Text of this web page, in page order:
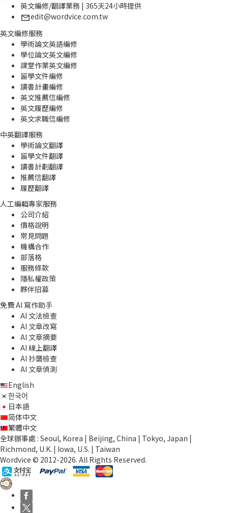
英文編修/翻譯業務 | 365天24小時提供
edit@wordvice.com.tw
英文編修服務
學術論文英語編修
學位論文英文編修
課堂作業英文編修
留學文件編修
讀書計畫編修
英文推薦信編修
英文履歷編修
英文求職信編修
中英翻譯服務
學術論文翻譯
留學文件翻譯
讀書計劃翻譯
推薦信翻譯
履歷翻譯
人工編輯專家服務
公司介紹
價格說明
常見問題
機構合作
部落格
服務條款
隱私權政策
夥伴招募
免費 AI 寫作助手
AI 文法檢查
AI 文章改寫
AI 文章摘要
AI 線上翻譯
AI 抄襲檢查
AI 文章偵測
English
한국어
日本語
简体中文
繁體中文
全球辦事處 : Seoul, Korea | Beijing, China | Tokyo, Japan |
Richmond, U.K. | Iowa, U.S. | Taiwan
Wordvice © 2012-2026. All Rights Reserved.